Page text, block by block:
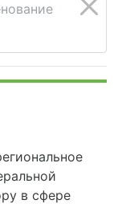
в сфере